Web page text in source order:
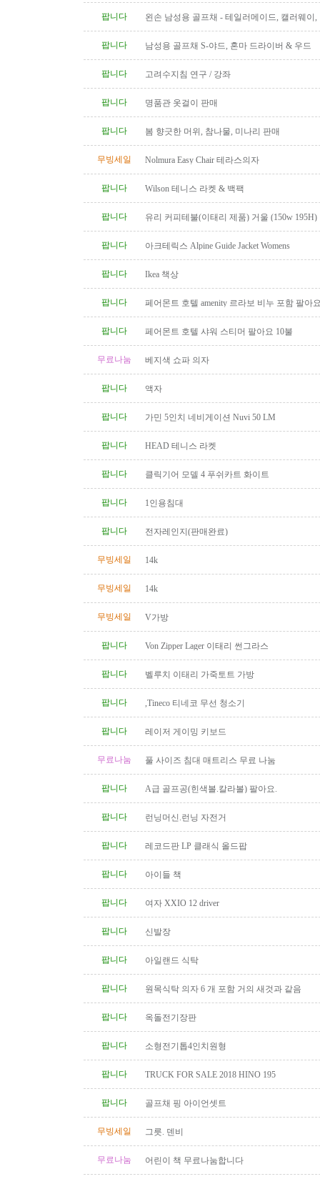
팝니다
왼손 남성용 골프채 - 테일러메이드, 캘러웨이,
팝니다
남성용 골프채 S-야드, 혼마 드라이버 & 우드
팝니다 고려수지침 연구 / 강좌
팝니다 명품관 옷걸이 판매
팝니다 봄 향긋한 머위, 참나물, 미나리 판매
무빙세일 Nolmura Easy Chair 테라스의자
팝니다 Wilson 테니스 라켓 & 백팩
팝니다 유리 커피테불(이태리 제품) 거울 (150w 195H)
팝니다 아크테릭스 Alpine Guide Jacket Womens
팝니다 Ikea 책상
팝니다 페어몬트 호텔 amenity 르라보 비누 포함 팔아
팝니다 페어몬트 호텔 샤워 스티머 팔아요 10불
무료나눔 베지색 쇼파 의자
팝니다 액자
팝니다 가민 5인치 네비게이션 Nuvi 50 LM
팝니다 HEAD 테니스 라켓
팝니다 클릭기어 모델 4 푸쉬카트 화이트
팝니다 1인용침대
팝니다 전자레인지(판매완료)
무빙세일 14k
무빙세일 14k
무빙세일 V가방
팝니다 Von Zipper Lager 이태리 썬그라스
팝니다 벨루치 이태리 가죽토트 가방
팝니다 ,Tineco 티네코 무선 청소기
팝니다 레이저 게이밍 키보드
무료나눔 풀 사이즈 침대 매트리스 무료 나눔
팝니다 A급 골프공(힌색볼.칼라볼) 팔아요.
팝니다 런닝머신.런닝 자전거
팝니다 레코드판 LP 클래식 올드팝
팝니다 아이들 책
팝니다 여자 XXIO 12 driver
팝니다 신발장
팝니다 아일랜드 식탁
팝니다 원목식탁 의자 6 개 포함 거의 새것과 같음
팝니다 옥돌전기장판
팝니다 소형전기톱4인치원형
팝니다 TRUCK FOR SALE 2018 HINO 195
팝니다 골프채 핑 아이언셋트
무빙세일 그릇. 덴비
무료나눔 어린이 책 무료나눔합니다